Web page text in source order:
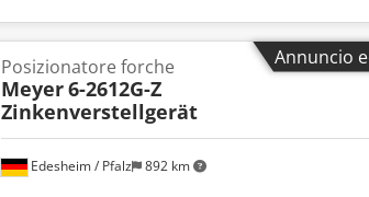
Annuncio
Edesheim / Pfalz 892 km
Posizionatore forche
Meyer6-2612G-Z
Zinkenverstellgerät